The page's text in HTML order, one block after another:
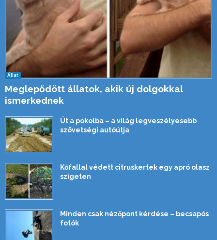
Állat
Meglepődött állatok, akik új dolgokkal
ismerkednek
Út a pokolba – a világ legveszélyesebb
szövetségi autóútja
Kőfallal védett citruskertek egy apró olasz
szigeten
Minden csak nézőpont kérdése – becsapós
fotók